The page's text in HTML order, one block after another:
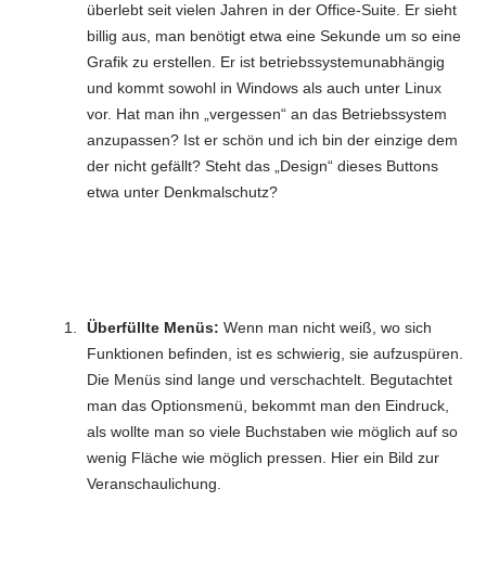
überlebt seit vielen Jahren in der Office-Suite. Er sieht
billig aus, man benötigt etwa eine Sekunde um so eine
Grafik zu erstellen. Er ist betriebssystemunabhängig
und kommt sowohl in Windows als auch unter Linux
vor. Hat man ihn „vergessen“ an das Betriebssystem
anzupassen? Ist er schön und ich bin der einzige dem
der nicht gefällt? Steht das „Design“ dieses Buttons
etwa unter Denkmalschutz?
Überfüllte Menüs: Wenn man nicht weiß, wo sich
Funktionen befinden, ist es schwierig, sie aufzuspüren.
Die Menüs sind lange und verschachtelt. Begutachtet
man das Optionsmenü, bekommt man den Eindruck,
als wollte man so viele Buchstaben wie möglich auf so
wenig Fläche wie möglich pressen. Hier ein Bild zur
Veranschaulichung.